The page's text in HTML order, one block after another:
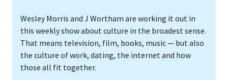
Wesley Morris and J Wortham are working it out in
this weekly show about culture in the broadest sense.
That means television, film, books, music — but also
the culture of work, dating, the internet and how
those all fit together.